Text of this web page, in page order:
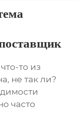
то из
не так ли?
часто